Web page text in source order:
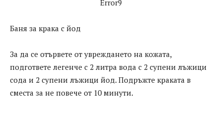
Error9
Баня за крака с йод
За да се отървете от увреждането на кожата,
подгответе легенче с 2 литра вода с 2 супени лъжици
сода и 2 супени лъжици йод. Подръжте краката в
сместа за не повече от 10 минути.